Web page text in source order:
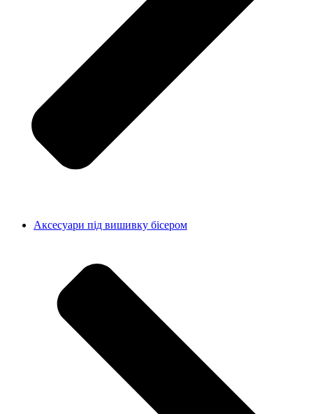
Аксесуари під вишивку бісером